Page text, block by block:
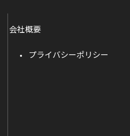
会社概要
プライバシーポリシー